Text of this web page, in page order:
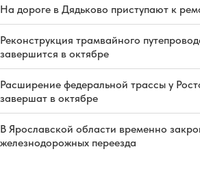
На дороге в Дядьково приступают к
Реконструкция трамвайного
завершится в октябре
Расширение федеральной трассы у
завершат в октябре
В Ярославской области временно
железнодорожных переезда